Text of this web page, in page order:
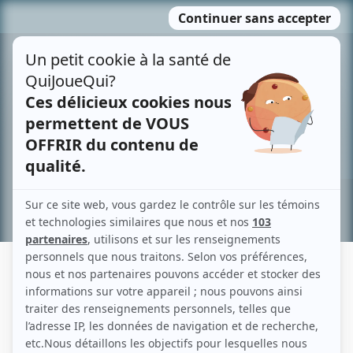
MENU
contenu
Recherche avancée »
PIXART
Liens
Fiche de Pixart sur Showbizz.net